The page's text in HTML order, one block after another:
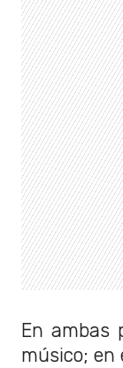
En ambas
músico; en